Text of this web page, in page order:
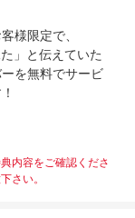
ヶ月点検整備付
必要な部品は交換
り頂けるよう、国
備を致します！
様限定で、
」と伝えていた
を無料でサービ
内容をご確認くださ
さい。